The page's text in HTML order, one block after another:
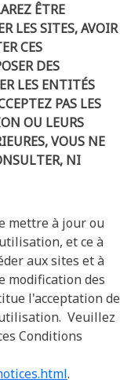
ÊTRE
LES SITES, AVOIR
CES
DES
LES ENTITÉS
PAS LES
OU LEURS
VOUS NE
NI
mettre à jour ou
et ce à
aux sites et à
modification des
l'acceptation de
Veuillez
Conditions
.